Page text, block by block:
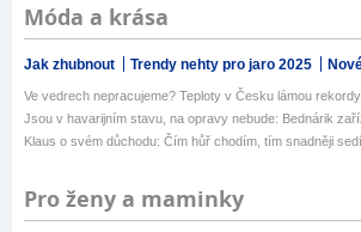
Móda a krása
Jak zhubnout Trendy nehty pro jaro 2025
Ve vedrech nepracujeme? Teploty v Česku lámou
Jsou v havarijním stavu, na opravy nebude: Bednárik
Klaus o svém důchodu: Čím hůř chodím, tím snadněji
Pro ženy a maminky